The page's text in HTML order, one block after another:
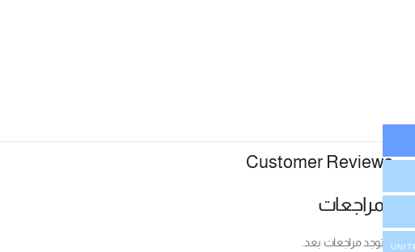
Customer Reviews
المراجعات
لا توجد مراجعات بعد.